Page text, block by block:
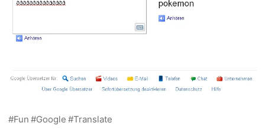
Fun Google Translate